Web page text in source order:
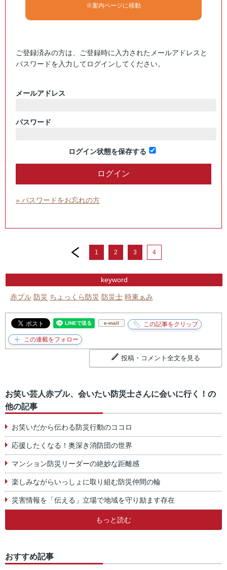
※案内ページに移動
ご登録済みの方は、ご登録時に入力されたメールアドレスと
パスワードを入力してログインしてください。
メールアドレス
パスワード
ログイン状態を保存する
» パスワードをお忘れの方
prev
1 2 3 4
keyword
赤プル 防災 ちょっくら防災 防災士 時東ぁみ
e-mail
投稿・コメント全文を見る
お笑い芸人赤プル、会いたい防災士さんに会いに行く！の
他の記事
お笑いだから伝わる防災行動のココロ
応援したくなる！奥深き消防団の世界
マンション防災リーダーの絶妙な距離感
楽しみながらいっしょに取り組む防災仲間の輪
災害情報を「伝える」立場で地域を守り励ます存在
もっと読む
おすすめ記事